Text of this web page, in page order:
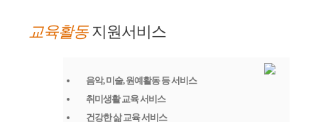
교육활동지원서비스
음악, 미술, 원예활동 등 서비스
취미생활 교육 서비스
건강한 삶 교육 서비스